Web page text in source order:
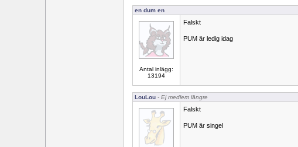
en dum en
Antal inlägg:
13194
Falskt
PUM är ledig idag
LouLou - Ej medlem längre
Falskt
PUM är singel